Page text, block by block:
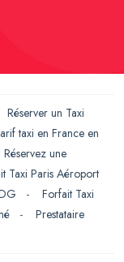
Réserver un Taxi
taxi en France en
Réservez une
Taxi Paris Aéroport
- Forfait Taxi
- Prestataire